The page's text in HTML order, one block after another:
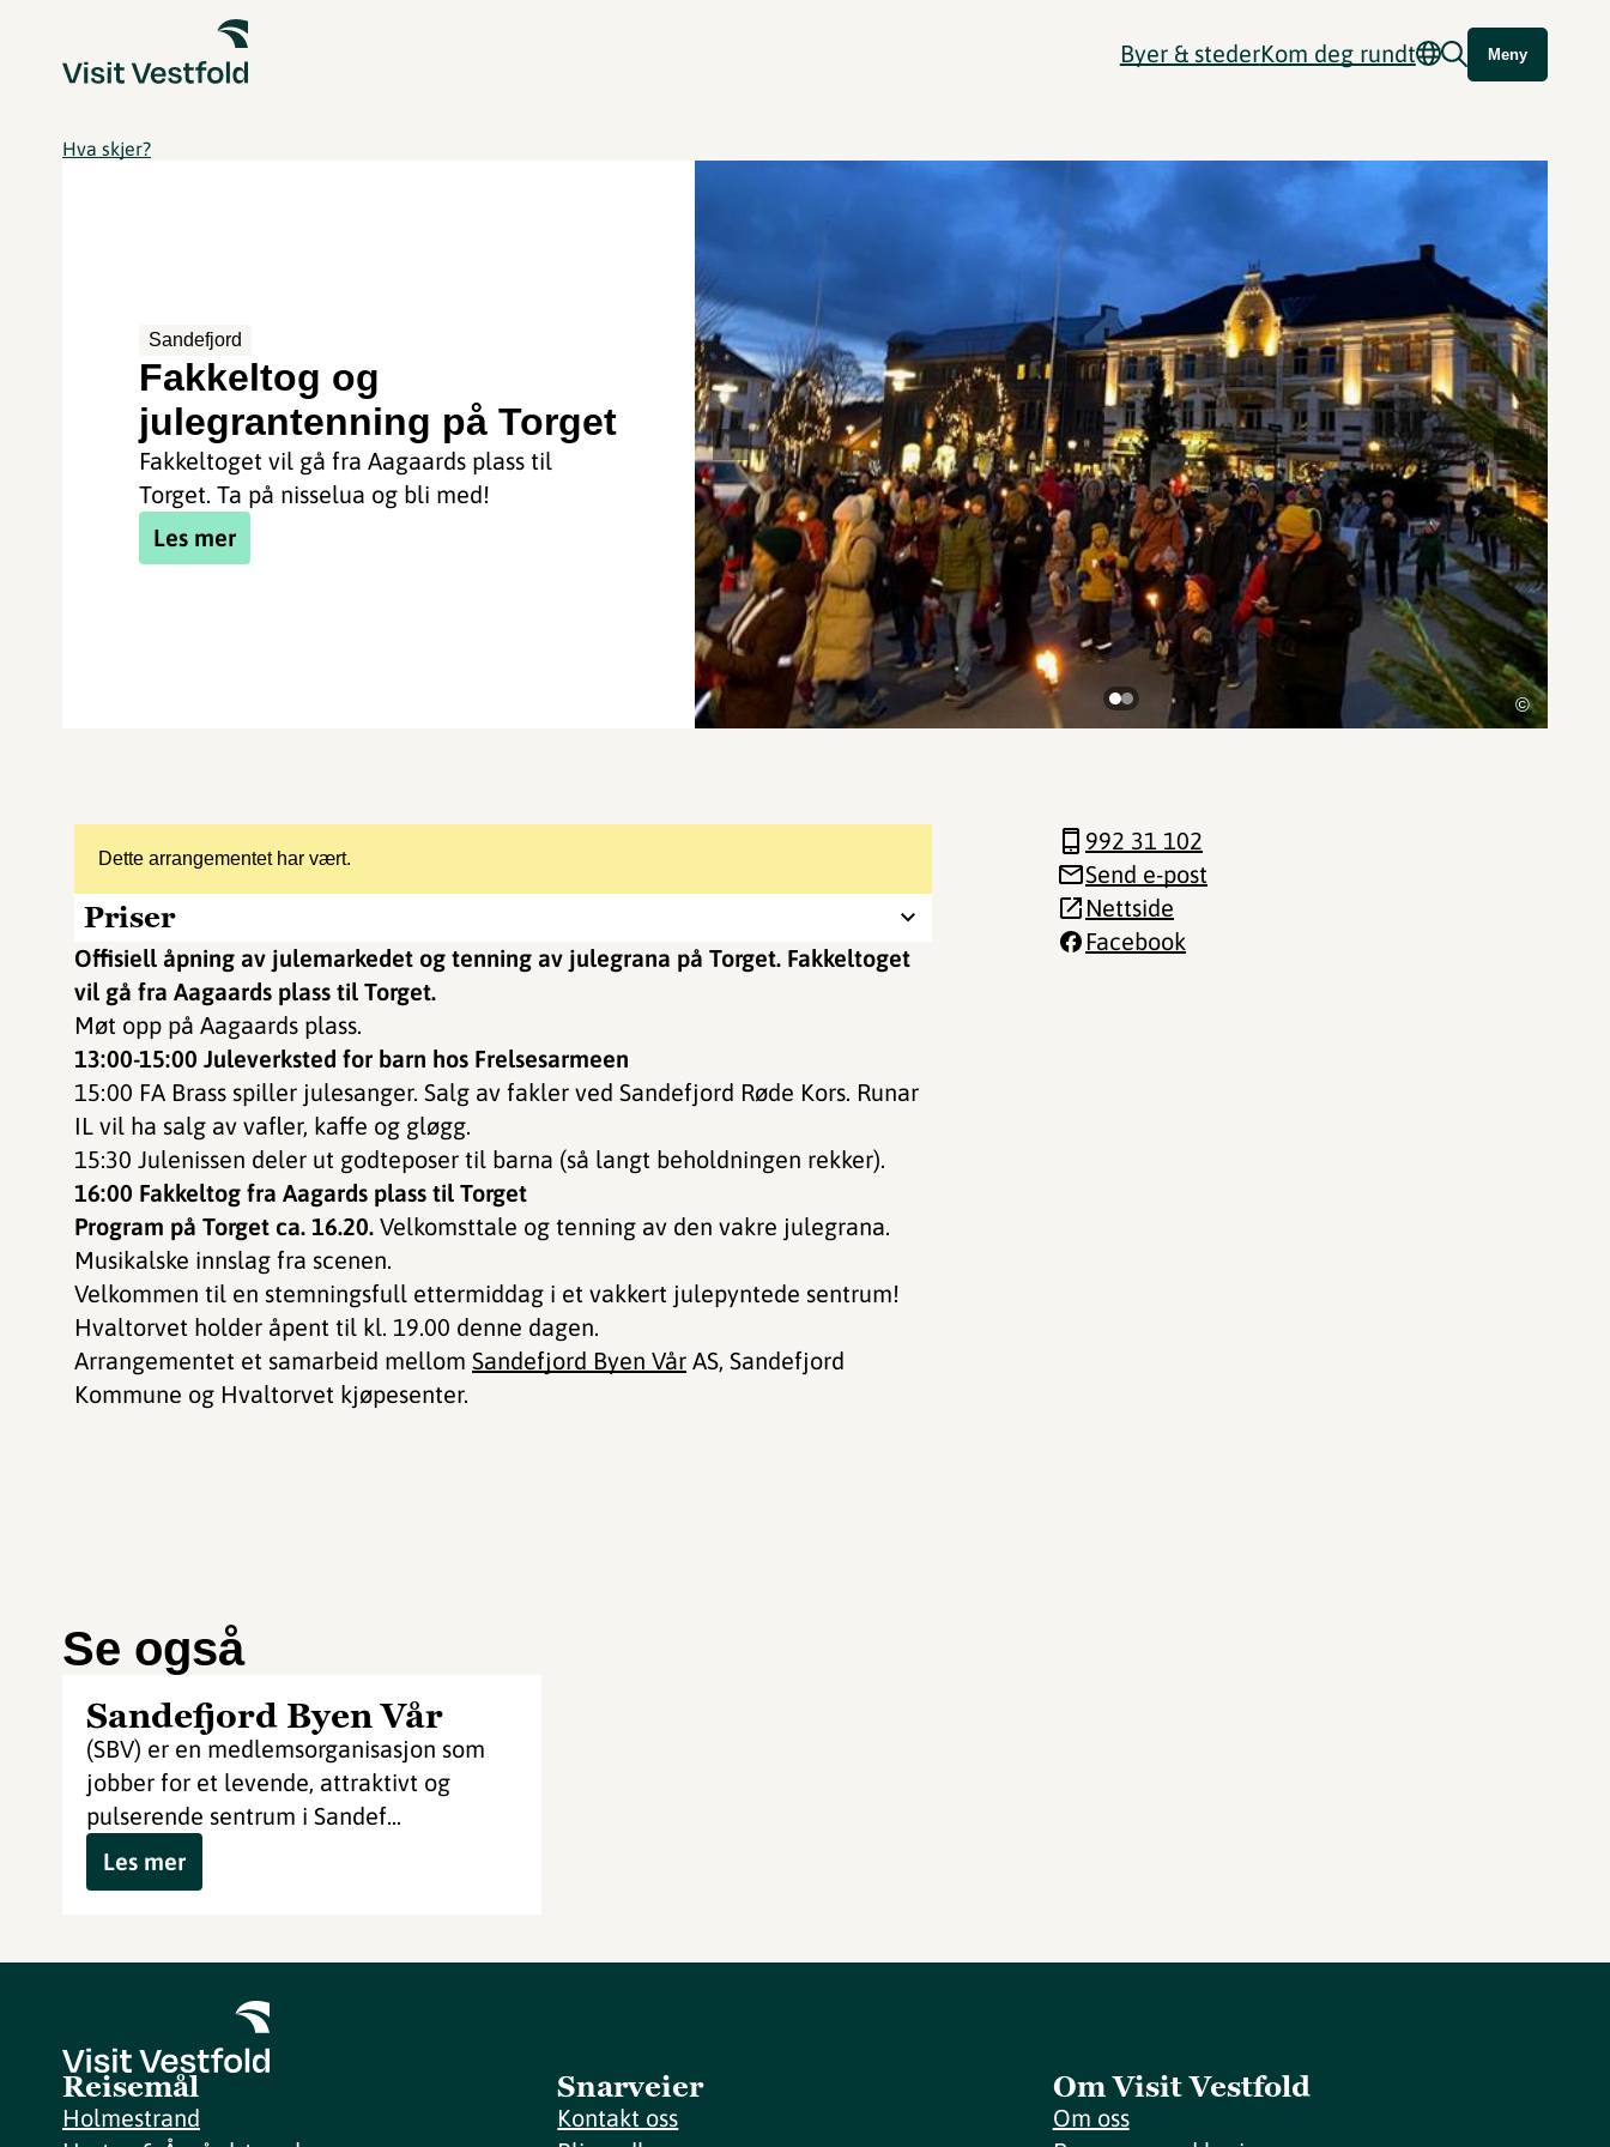
Byer & stederKom deg rundt Meny
Hva skjer?
Sandefjord
Fakkeltog og
julegrantenning på Torget
Fakkeltoget vil gå fra Aagaards plass til
Torget. Ta på nisselua og bli med!
Les mer
©
Dette arrangementet har vært.
Priser
Offisiell åpning av julemarkedet og tenning av julegrana på Torget. Fakkeltoget
vil gå fra Aagaards plass til Torget.
Møt opp på Aagaards plass.
13:00-15:00 Juleverksted for barn hos Frelsesarmeen
15:00 FA Brass spiller julesanger. Salg av fakler ved Sandefjord Røde Kors. Runar
IL vil ha salg av vafler, kaffe og gløgg.
15:30 Julenissen deler ut godteposer til barna (så langt beholdningen rekker).
16:00 Fakkeltog fra Aagards plass til Torget
Program på Torget ca. 16.20. Velkomsttale og tenning av den vakre julegrana.
Musikalske innslag fra scenen.
Velkommen til en stemningsfull ettermiddag i et vakkert julepyntede sentrum!
Hvaltorvet holder åpent til kl. 19.00 denne dagen.
Arrangementet et samarbeid mellom Sandefjord Byen Vår AS, Sandefjord
Kommune og Hvaltorvet kjøpesenter.
992 31 102
Send e-post
Nettside
Facebook
Se også
Sandefjord Byen Vår
(SBV) er en medlemsorganisasjon som
jobber for et levende, attraktivt og
pulserende sentrum i Sandef...
Les mer
Reisemål
Holmestrand
Snarveier
Kontakt oss
Om Visit Vestfold
Om oss